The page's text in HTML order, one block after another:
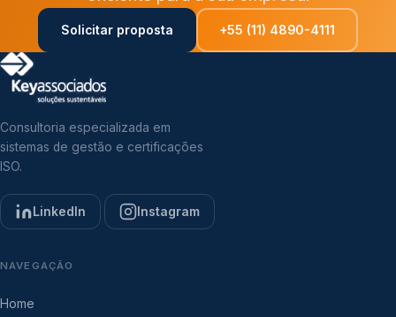
Solicitar proposta +55 (11) 4890-4111
Consultoria especializada em
sistemas de gestão e certificações
ISO.
LinkedIn Instagram
NAVEGAÇÃO
Home